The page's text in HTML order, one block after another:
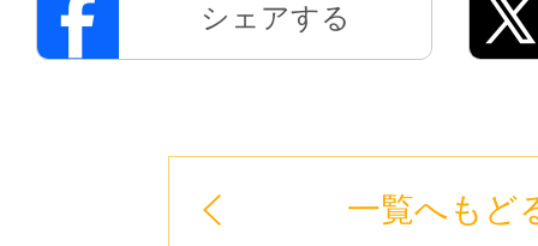
シェアする
一覧へもど